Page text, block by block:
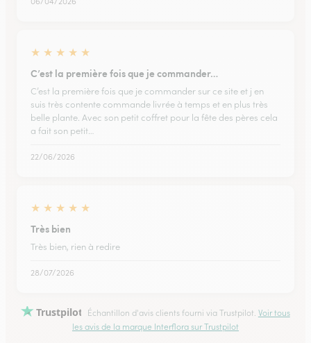
★ ★ ★ ★ ★
C’est la première fois que je commander…
C’est la première fois que je commander sur ce site et j en
suis très contente commande livrée à temps et en plus très
belle plante. Avec son petit coffret pour la fête des pères cela
a fait son petit…
22/06/2026
★ ★ ★ ★ ★
Très bien
Très bien, rien à redire
28/07/2026
Trustpilot Échantillon d'avis clients fourni via Trustpilot. Voir tous
les avis de la marque Interflora sur Trustpilot